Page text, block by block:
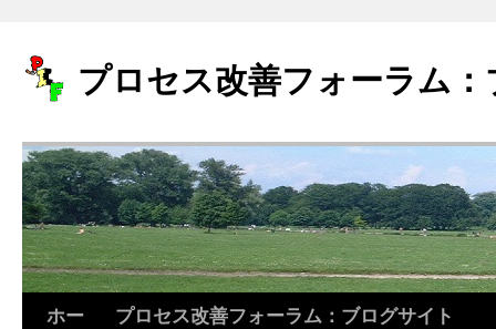
プロセス改善フォーラム
ホー
プロセス改善フォーラム：ブログサイト